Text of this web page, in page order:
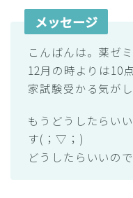
メッセージ
こんばんは。薬ゼ
12月の時よりは10
家試験受かる気がし
もうどうしたらい
す(；▽；)
どうしたらいいの